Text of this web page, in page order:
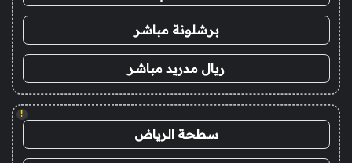
برشلونة مباشر
ريال مدريد مباشر
!
سطحة الرياض